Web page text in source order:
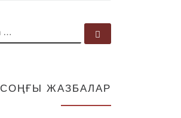
SEARCH
СОҢҒЫ ЖАЗБАЛАР